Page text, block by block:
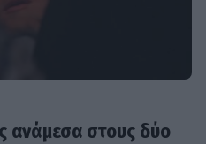
στους δύο